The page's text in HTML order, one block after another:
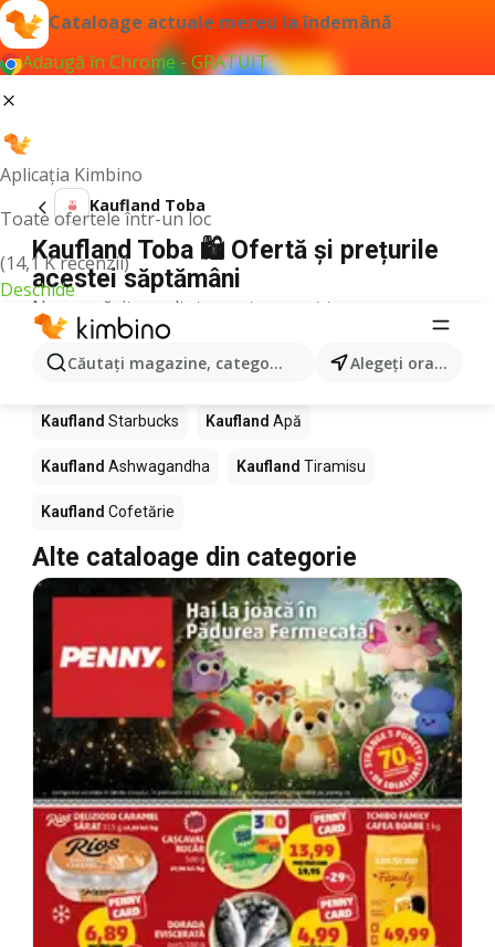
Cataloage actuale mereu la îndemână
Adaugă în Chrome - GRATUIT
Aplicația Kimbino
Toate ofertele într-un loc
(14,1 K recenzii)
Deschide
Căutaţi magazine, categorii, produse... Alegeţi oraşul
Kaufland Toba
Kaufland Toba 🛍️ Ofertă și prețurile
acestei săptămâni
Nu am găsit rezultate pentru acest termen.
Alte produse în magazine Kaufland
Kaufland Pizza Kaufland Mango KauflandLEGO
Kaufland Starbucks Kaufland Apă
Kaufland Ashwagandha Kaufland Tiramisu
Kaufland Cofetărie
Alte cataloage din categorie